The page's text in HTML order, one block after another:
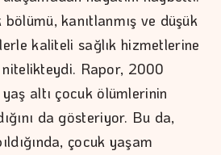
kanıtlanmış ve düşük
kaliteli sağlık hizmetlerine
Rapor, 2000
altı çocuk ölümlerinin
da gösteriyor. Bu da,
çocuk yaşam